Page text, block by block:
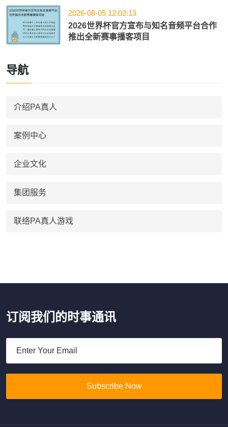
2026-08-05 12:02:13
2026世界杯官方宣布与知名音频平台合作
推出全新赛事播客项目
导航
介绍PA真人
案例中心
企业文化
集团服务
联络PA真人游戏
订阅我们的时事通讯
Subscribe Now